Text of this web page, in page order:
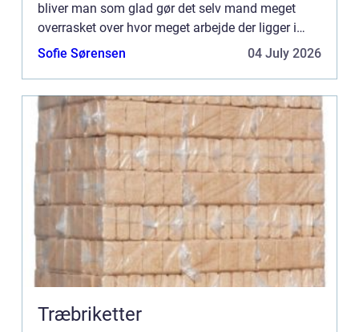
bliver man som glad gør det selv mand meget
overrasket over hvor meget arbejde der ligger i
denne opgave. Malerarbejde er h...
Sofie Sørensen 04 July 2026
Træbriketter